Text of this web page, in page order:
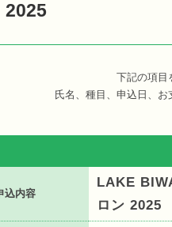
2025
下記の項目
氏名、種目、申込日、
込内容
LAKE
ロン 2025